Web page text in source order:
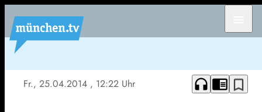
Fr., 25.04.2014 , 12:22 Uhr headphones chrome_reader_mode bookmark_border